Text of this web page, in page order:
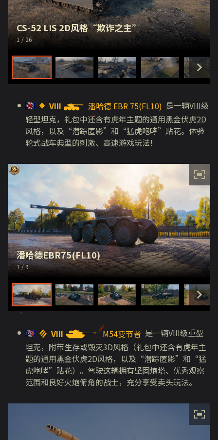
CS-52 LIS 2D风格“欺诈之主”
1 / 26
VIII 潘哈德 EBR 75(FL10) 是一辆VIII级
轻型坦克，礼包中还含有虎年主题的通用黑金伏虎2D
风格，以及 “潜踪匿影” 和 “猛虎咆哮” 贴花。体验
轮式战车典型的刺激、高速游戏玩法！
潘哈德EBR75(FL10)
1/ 9
VIII M54变节者 是一辆VIII级重型
坦克，附带生存或毁灭3D风格（礼包中还含有虎年主
题的通用黑金伏虎2D风格，以及 “潜踪匿影” 和 “猛
虎咆哮” 贴花）。驾驶这辆拥有坚固炮塔、优秀观察
范围和良好火炮俯角的战士，充分享受卖头玩法。